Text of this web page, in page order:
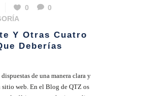
0
0
Y Otras Cuatro
Deberías
de una manera clara y
sitio web. En el Blog de QTZ os